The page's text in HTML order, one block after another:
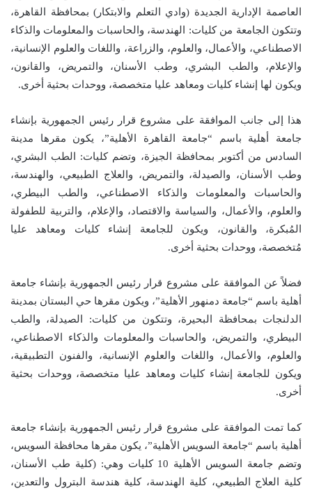
العاصمة الإدارية الجديدة (وادي التعلم والابتكار) بمحافظة القاهرة،
وتتكون الجامعة من كليات: الهندسة، والحاسبات والمعلومات والذكاء
الاصطناعي، والأعمال، والعلوم، والزراعة، واللغات والعلوم الإنسانية،
والإعلام، والطب البشري، وطب الأسنان، والتمريض، والقانون،
ويكون لها إنشاء كليات ومعاهد عليا متخصصة، ووحدات بحثية أخرى.
هذا إلى جانب الموافقة على مشروع قرار رئيس الجمهورية بإنشاء
جامعة أهلية باسم “جامعة القاهرة الأهلية”، يكون مقرها مدينة
السادس من أكتوبر بمحافظة الجيزة، وتضم كليات: الطب البشري،
وطب الأسنان، والصيدلة، والتمريض، والعلاج الطبيعي، والهندسة،
والحاسبات والمعلومات والذكاء الاصطناعي، والطب البيطري،
والعلوم، والأعمال، والسياسة والاقتصاد، والإعلام، والتربية للطفولة
المُبكرة، والقانون، ويكون للجامعة إنشاء كليات ومعاهد عليا
مُتخصصة، ووحدات بحثية أخرى.
فضلاً عن الموافقة على مشروع قرار رئيس الجمهورية بإنشاء جامعة
أهلية باسم “جامعة دمنهور الأهلية”، ويكون مقرها حي البستان بمدينة
الدلنجات بمحافظة البحيرة، وتتكون من كليات: الصيدلة، والطب
البيطري، والتمريض، والحاسبات والمعلومات والذكاء الاصطناعي،
والعلوم، والأعمال، واللغات والعلوم الإنسانية، والفنون التطبيقية،
ويكون للجامعة إنشاء كليات ومعاهد عليا متخصصة، ووحدات بحثية
أخرى.
كما تمت الموافقة على مشروع قرار رئيس الجمهورية بإنشاء جامعة
أهلية باسم “جامعة السويس الأهلية”، يكون مقرها محافظة السويس،
وتضم جامعة السويس الأهلية 10 كليات وهي: (كلية طب الأسنان،
كلية العلاج الطبيعي، كلية الهندسة، كلية هندسة البترول والتعدين،